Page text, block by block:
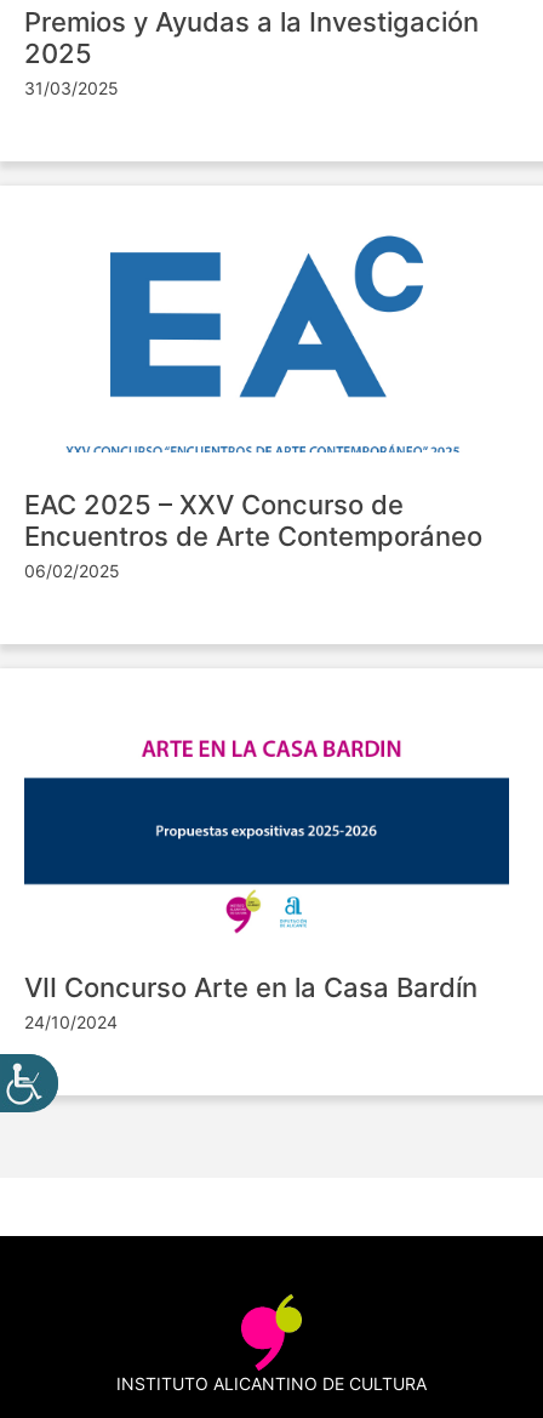
Premios y Ayudas a la Investigación
2025
31/03/2025
EAC 2025 – XXV Concurso de
Encuentros de Arte Contemporáneo
06/02/2025
VII Concurso Arte en la Casa Bardín
24/10/2024
INSTITUTO ALICANTINO DE CULTURA